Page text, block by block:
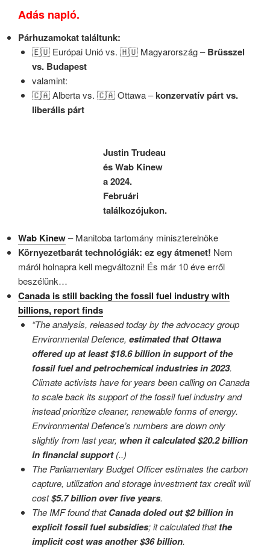
Adás napló.
Párhuzamokat találtunk:
🇪🇺 Európai Unió vs. 🇭🇺 Magyarország –Brüsszel
vs. Budapest
valamint:
🇨🇦 Alberta vs. 🇨🇦 Ottawa –konzervatív párt vs.
liberális párt
Justin Trudeau
és Wab Kinew
a 2024.
Februári
találkozójukon.
Wab Kinew– Manitoba tartomány miniszterelnöke
Környezetbarát technológiák: ez egy átmenet! Nem
máról holnapra kell megváltozni! És már 10 éve erről
beszélünk…
Canada is still backing the fossil fuel industry with
billions, report finds
“The analysis, released today by the advocacy group
Environmental Defence, estimated that Ottawa
offered up at least $18.6 billion in support of the
fossil fuel and petrochemical industries in 2023.
Climate activists have for years been calling on Canada
to scale back its support of the fossil fuel industry and
instead prioritize cleaner, renewable forms of energy.
Environmental Defence’s numbers are down only
slightly from last year, when it calculated $20.2 billion
in financial support(..)
The Parliamentary Budget Officer estimates the carbon
capture, utilization and storage investment tax credit will
cost$5.7 billion over five years.
The IMF found thatCanada doled out $2 billion in
explicit fossil fuel subsidies; it calculated thatthe
implicit cost was another $36 billion.